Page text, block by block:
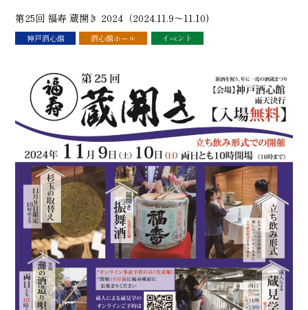
第25回 福寿 蔵開き 2024（2024.11.9～11.10)
神戸酒心館 酒心館ホール イベント